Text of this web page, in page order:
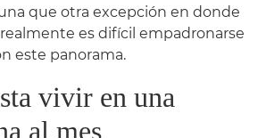
que otra excepción en donde
es difícil empadronarse
este panorama.
vivir en una
al mes